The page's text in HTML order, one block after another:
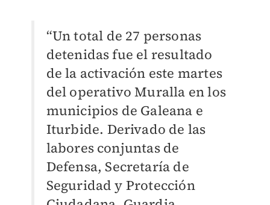
“Un total de 27 personas
detenidas fue el resultado
de la activación este martes
del operativo Muralla en los
municipios de Galeana e
Iturbide. Derivado de las
labores conjuntas de
Defensa, Secretaría de
Seguridad y Protección